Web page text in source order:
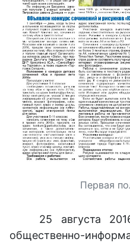
Первая
25 августа
общественно-